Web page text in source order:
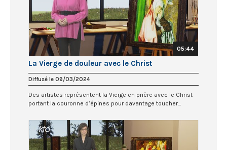
05:44
La Vierge de douleur avec le Christ
Diffusé le 09/03/2024
Des artistes représentent la Vierge en prière avec le Christ
portant la couronne d’épines pour davantage toucher...